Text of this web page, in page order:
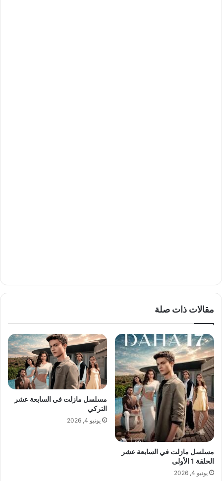
مقالات ذات صلة
مسلسل مازلت في السابعة عشر
الحلقة 1 الأولى
يونيو 4, 2026
مسلسل مازلت في السابعة عشر
التركي
يونيو 4, 2026